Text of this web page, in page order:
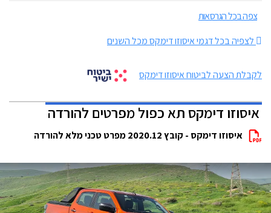
צפה בכל הגרסאות
לצפיה בכל דגמי איסוזו דימקס מכל השנים
לקבלת הצעה לביטוח איסוזו דימקס
איסוזו דימקס תא כפול מפרטים להורדה
איסוזו דימקס - קובץ 2020.12 מפרט טכני מלא להורדה